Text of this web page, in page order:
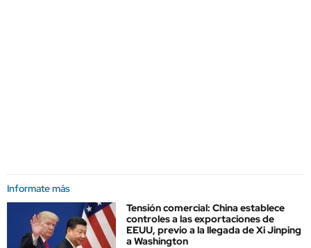
Informate más
Tensión comercial: China establece
controles a las exportaciones de
EEUU, previo a la llegada de Xi Jinping
a Washington